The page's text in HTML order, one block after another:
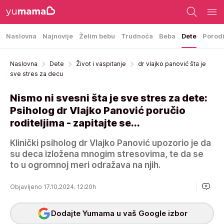
Naslovna Najnovije Želim bebu Trudnoća Beba Dete
Naslovna Dete Život i vaspitanje
dr vlajko panović šta je
sve stres za decu
Nismo ni svesni šta je sve stres za dete:
Psiholog dr Vlajko Panović poručio
roditeljima - zapitajte se...
Klinički psiholog dr Vlajko Panović upozorio je da
su deca izložena mnogim stresovima, te da se
to u ogromnoj meri odražava na njih.
Objavljeno 17.10.2024. 12:20h
Dodajte Yumama u vaš Google izbor